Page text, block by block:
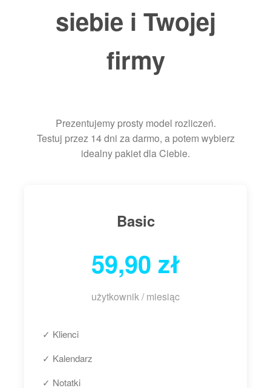
siebie i Twojej
firmy
Prezentujemy prosty model rozliczeń.
Testuj przez 14 dni za darmo, a potem wybierz
idealny pakiet dla Ciebie.
Basic
59,90 zł
użytkownik / miesiąc
✓ Klienci
✓ Kalendarz
✓ Notatki